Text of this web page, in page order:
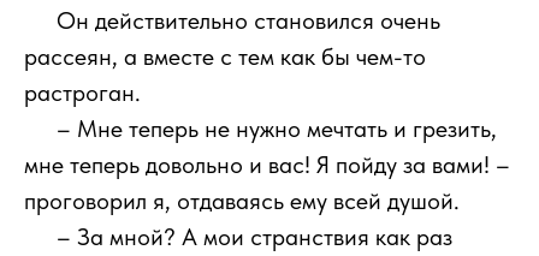
Он действительно становился очень
рассеян, а вместе с тем как бы чем-то
растроган.
– Мне теперь не нужно мечтать и грезить,
мне теперь довольно и вас! Я пойду за вами! –
проговорил я, отдаваясь ему всей душой.
– За мной? А мои странствия как раз